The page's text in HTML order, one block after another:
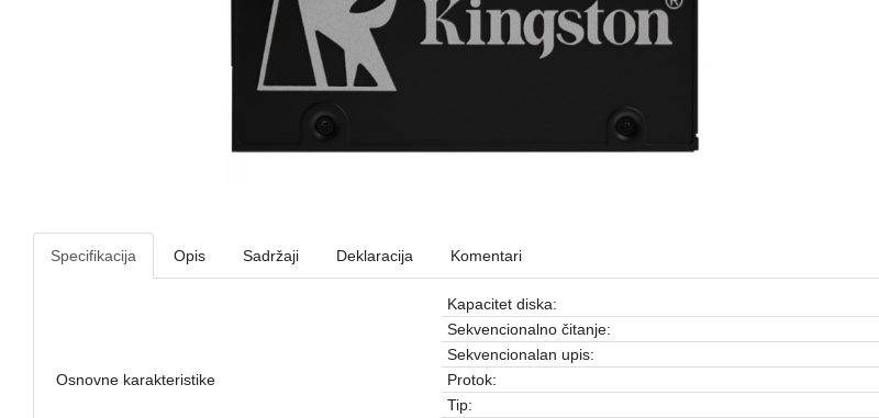
Specifikacija Opis Sadržaji Deklaracija Komentari
Osnovne karakteristike
Kapacitet diska:
Sekvencionalno čitanje:
Sekvencionalan upis:
Protok:
Tip: